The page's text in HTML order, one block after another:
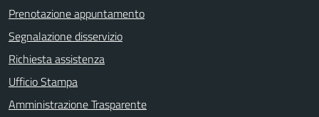
Prenotazione appuntamento
Segnalazione disservizio
Richiesta assistenza
Ufficio Stampa
Amministrazione Trasparente